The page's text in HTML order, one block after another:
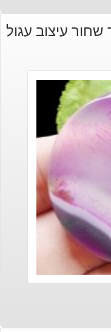
שחור עיצוב עגול